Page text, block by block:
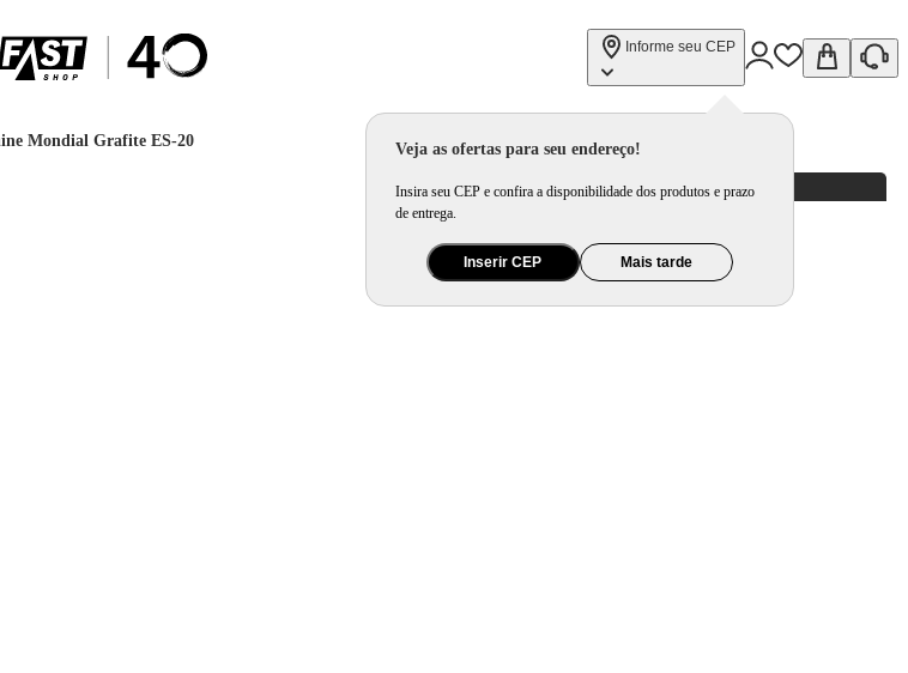
Informe seu CEP
Veja as ofertas para seu endereço!
Insira seu CEP e confira a disponibilidade dos produtos e prazo
de entrega.
Inserir CEP Mais tarde
Mondial Grafite ES-20